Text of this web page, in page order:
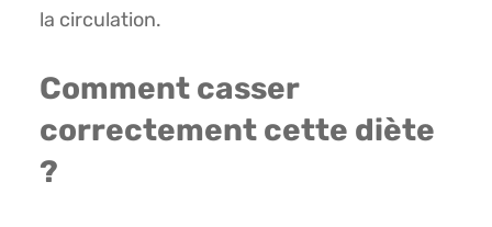
la circulation.
Comment casser
correctement cette diète
?